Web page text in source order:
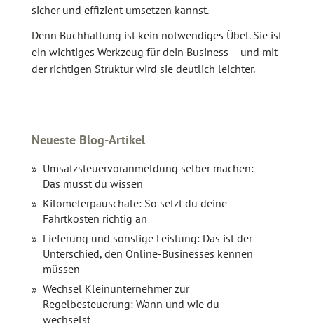
sicher und effizient umsetzen kannst.
Denn Buchhaltung ist kein notwendiges Übel. Sie ist
ein wichtiges Werkzeug für dein Business – und mit
der richtigen Struktur wird sie deutlich leichter.
Neueste Blog-Artikel
Umsatzsteuervoranmeldung selber machen:
Das musst du wissen
Kilometerpauschale: So setzt du deine
Fahrtkosten richtig an
Lieferung und sonstige Leistung: Das ist der
Unterschied, den Online-Businesses kennen
müssen
Wechsel Kleinunternehmer zur
Regelbesteuerung: Wann und wie du
wechselst